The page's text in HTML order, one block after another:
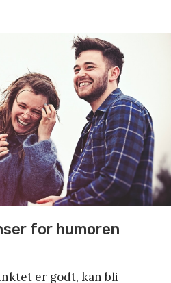
for humoren
er godt, kan bli